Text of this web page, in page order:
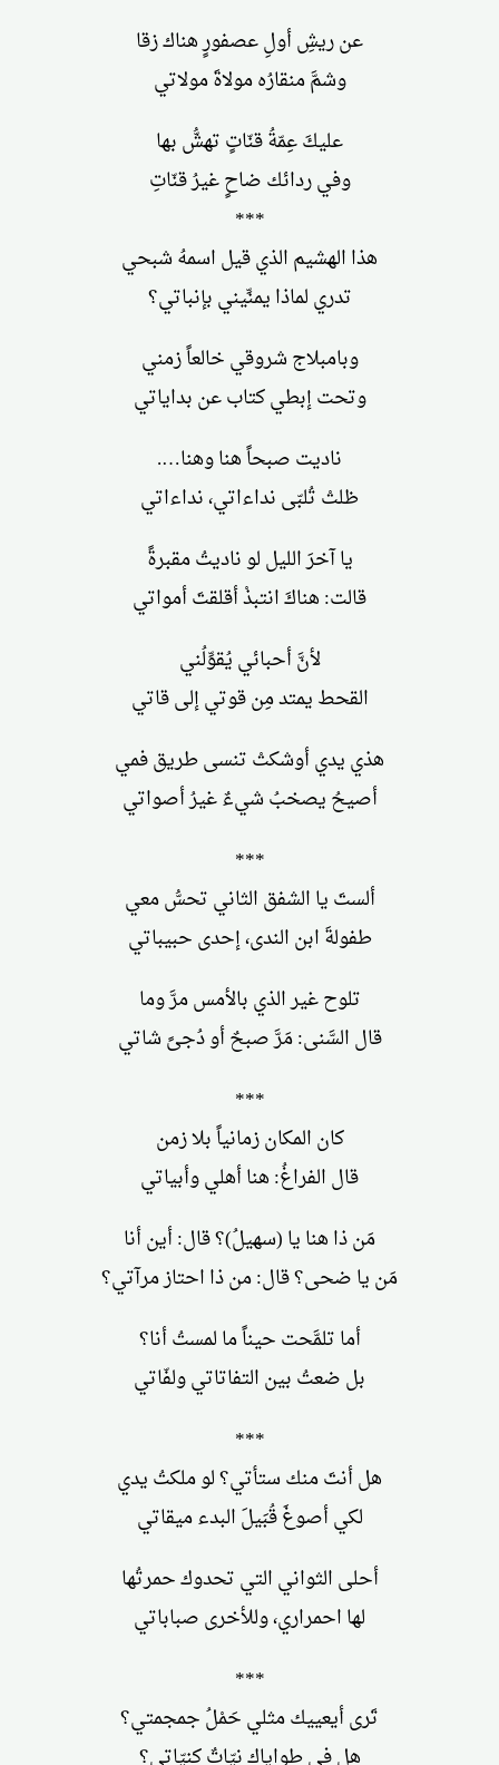
عن ريشِ أولِ عصفورٍ هناك زقا
وشمَّ منقارُه مولاةَ مولاتي
عليكَ عِمّةُ قنّاتٍ تهشُّ بها
وفي ردائك ضاحٍ غيرُ قنّاتِ
***
هذا الهشيم الذي قيل اسمهُ شبحي
تدري لماذا يمنِّيني بإنباتي؟
وبامبلاج شروقي خالعاً زمني
وتحت إبطي كتاب عن بداياتي
ناديت صبحاً هنا وهنا….
ظلتْ تُلبّى نداءاتي، نداءاتي
يا آخرَ الليل لو ناديتُ مقبرةً
قالت: هناكَ انتبذْ أقلقتَ أمواتي
لأنَّ أحبائي يُقوِّلُني
القحط يمتد مِن قوتي إلى قاتي
هذي يدي أوشكتْ تنسى طريق فمي
أصيحُ يصخبُ شيءٌ غيرُ أصواتي
***
ألستَ يا الشفق الثاني تحسُّ معي
طفولةَ ابن الندى، إحدى حبيباتي
تلوح غير الذي بالأمس مرَّ وما
قال السَّنى: مَرَّ صبحٌ أو دُجىً شاتي
***
كان المكان زمانياً بلا زمن
قال الفراغُ: هنا أهلي وأبياتي
مَن ذا هنا يا (سهيلُ)؟ قال: أين أنا
مَن يا ضحى؟ قال: من ذا احتاز مرآتي؟
أما تلمَّحت حيناً ما لمستُ أنا؟
بل ضعتُ بين التفاتاتي ولفّاتي
***
هل أنتَ منك ستأتي؟ لو ملكتُ يدي
لكي أصوغَ قُبَيلَ البدء ميقاتي
أحلى الثواني التي تحدوك حمرتُها
لها احمراري، وللأخرى صباباتي
***
تَرى أيعييك مثلي حَمْلُ جمجمتي؟
هل في طواياك نيّاتٌ كنيّاتي؟